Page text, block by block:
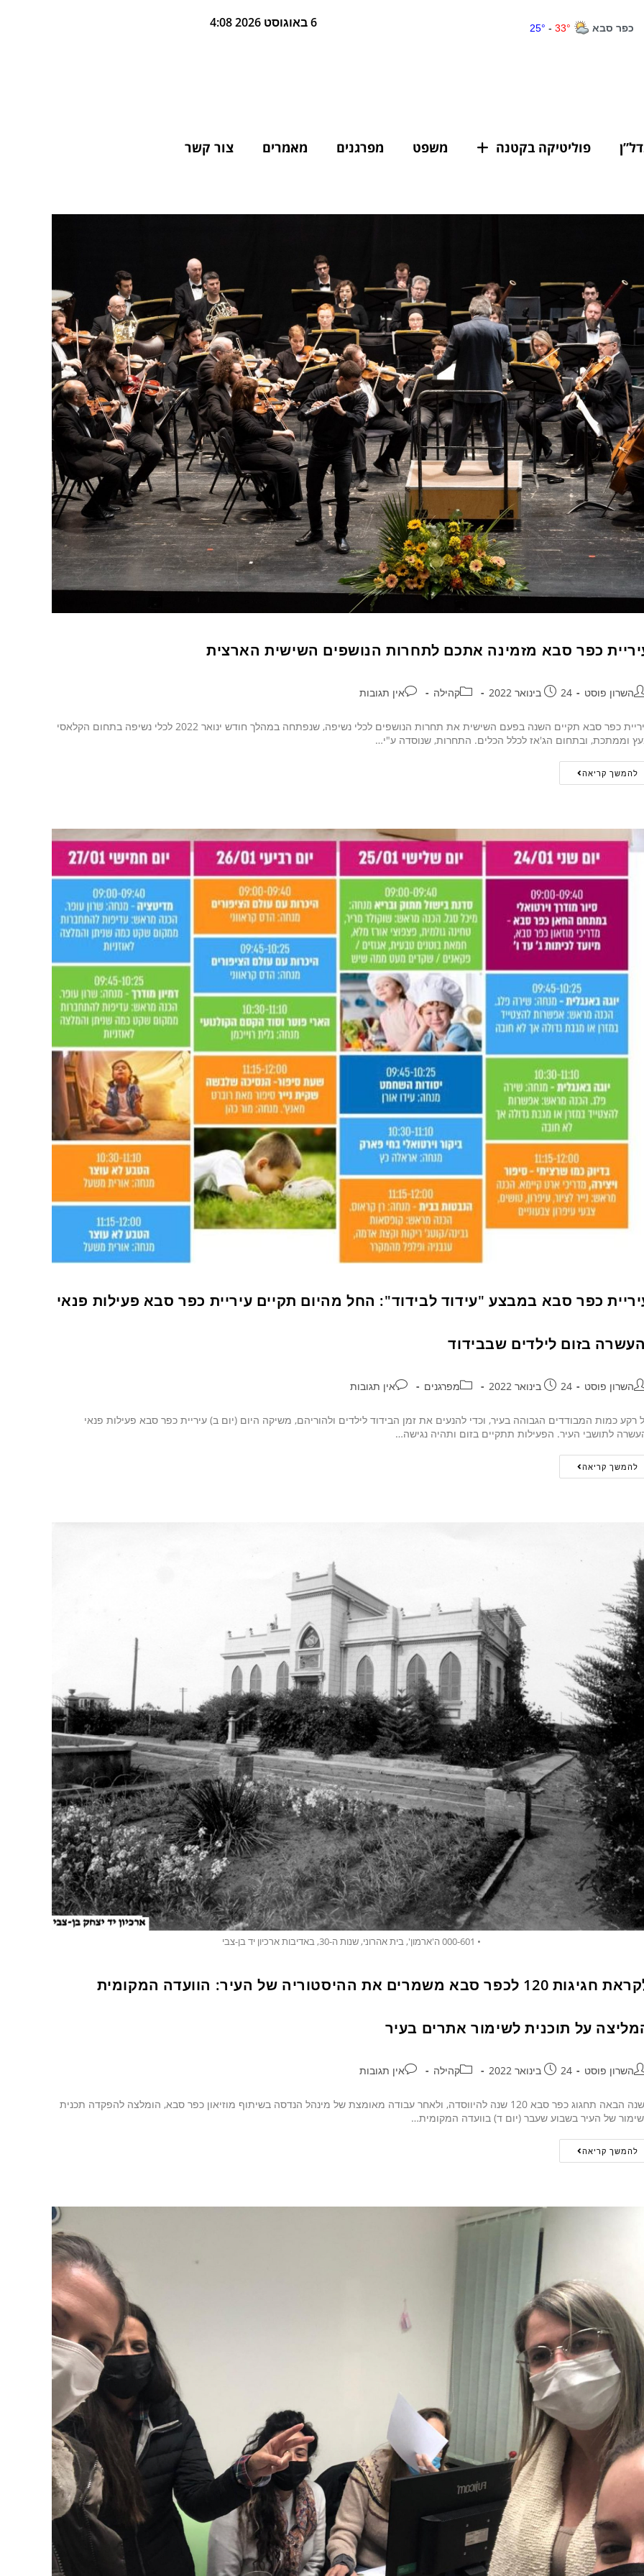
6 באוגוסט 2026 4:08
פוליטיקה בקטנה משפט מפרגנים מאמרים צור קשר
כפר סבא מזמינה אתכם לתחרות הנושפים השישית הארצית
השרון פוסט 24 בינואר 2022 קהילה אין תגובות
עיריית כפר סבא תקיים השנה בפעם השישית את תחרות הנושפים לכלי נשיפה, שנפתחה במהלך חודש ינואר 2022 לכלי נשיפה בתחום הקלאסי
וממתכת, ובתחום הג'אז לכלל הכלים. התחרות, שנוסדה ע"י…
להמשך קריאה
כפר סבא במבצע "עידוד לבידוד": החל מהיום תקיים עיריית כפר סבא פעילות פנאי
בזום לילדים שבבידוד
השרון פוסט 24 בינואר 2022 מפרגנים אין תגובות
רקע כמות המבודדים הגבוהה בעיר, וכדי להנעים את זמן הבידוד לילדים ולהוריהם, משיקה היום (יום ב) עיריית כפר סבא פעילות פנאי
לתושבי העיר. הפעילות תתקיים בזום ותהיה נגישה…
להמשך קריאה
• 000-601 ה'ארמון', בית אהרוני, שנות ה-30, באדיבות ארכיון יד בן-צבי
לקראת חגיגות 120 לכפר סבא משמרים את ההיסטוריה של העיר: הוועדה המקומית
על תוכנית לשימור אתרים בעיר
השרון פוסט 24 בינואר 2022 קהילה אין תגובות
בשנה הבאה תחגוג כפר סבא 120 שנה להיווסדה, ולאחר עבודה מאומצת של מינהל הנדסה בשיתוף מוזיאון כפר סבא, הומלצה להפקדה תכנית
של העיר בשבוע שעבר (יום ד) בוועדה המקומית…
להמשך קריאה